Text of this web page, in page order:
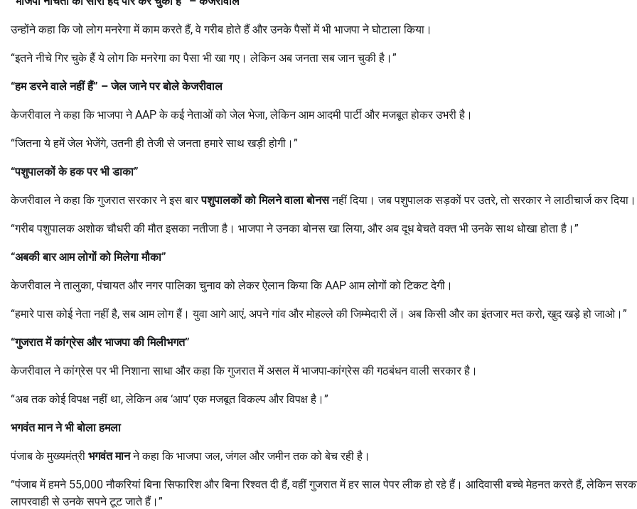
उन्होंने कहा कि जो लोग मनरेगा में काम करते हैं, वे गरीब होते हैं और उनके पैसों में भी भाजपा ने घोटाला किया।
“इतने नीचे गिर चुके हैं ये लोग कि मनरेगा का पैसा भी खा गए। लेकिन अब जनता सब जान चुकी है।”
“हम डरने वाले नहीं हैं” – जेल जाने पर बोले केजरीवाल
केजरीवाल ने कहा कि भाजपा ने AAP के कई नेताओं को जेल भेजा, लेकिन आम आदमी पार्टी और मजबूत होकर उभरी है।
“जितना ये हमें जेल भेजेंगे, उतनी ही तेजी से जनता हमारे साथ खड़ी होगी।”
“पशुपालकों के हक पर भी डाका”
केजरीवाल ने कहा कि गुजरात सरकार ने इस बारपशुपालकों को मिलने वाला बोनसनहीं दिया। जब पशुपालक सड़कों पर उतरे, तो सरकार ने लाठीचार्ज कर दिया।
“गरीब पशुपालक अशोक चौधरी की मौत इसका नतीजा है। भाजपा ने उनका बोनस खा लिया, और अब दूध बेचते वक्त भी उनके साथ धोखा होता है।”
“अबकी बार आम लोगों को मिलेगा मौका”
केजरीवाल ने तालुका, पंचायत और नगर पालिका चुनाव को लेकर ऐलान किया कि AAP आम लोगों को टिकट देगी।
“हमारे पास कोई नेता नहीं है, सब आम लोग हैं। युवा आगे आएं, अपने गांव और मोहल्ले की जिम्मेदारी लें। अब किसी और का इंतजार मत करो, खुद खड़े हो जाओ।”
“गुजरात में कांग्रेस और भाजपा की मिलीभगत”
केजरीवाल ने कांग्रेस पर भी निशाना साधा और कहा कि गुजरात में असल में भाजपा-कांग्रेस की गठबंधन वाली सरकार है।
“अब तक कोई विपक्ष नहीं था, लेकिन अब ‘आप’ एक मजबूत विकल्प और विपक्ष है।”
भगवंत मान ने भी बोला हमला
पंजाब के मुख्यमंत्री भगवंत मानने कहा कि भाजपा जल, जंगल और जमीन तक को बेच रही है।
“पंजाब में हमने 55,000 नौकरियां बिना सिफारिश और बिना रिश्वत दी हैं, वहीं गुजरात में हर साल पेपर लीक हो रहे हैं। आदिवासी बच्चे मेहनत करते हैं, लेकिन
लापरवाही से उनके सपने टूट जाते हैं।”